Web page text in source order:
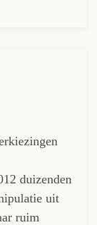
duizenden
uit
ruim